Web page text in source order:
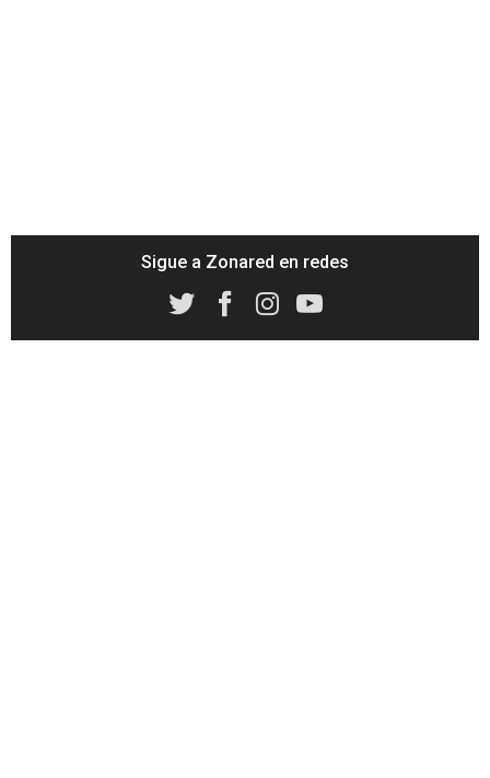
Sigue a Zonared en redes